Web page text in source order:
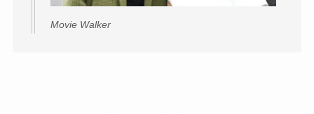
Movie Walker